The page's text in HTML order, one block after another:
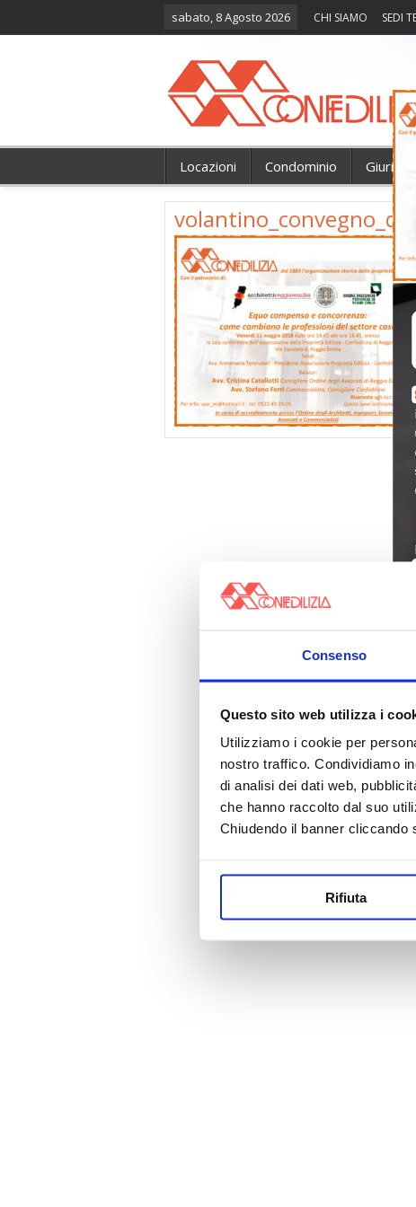
Consenso
Questo sito web utilizza i
Utilizziamo i cookie per
nostro traffico. Condividiamo
di analisi dei dati web,
che hanno raccolto dal suo
Chiudendo il banner cliccando
Rifiuta
sabato, 8 Agosto 2026 CHI SIAMO SEDI
Locazioni Condominio